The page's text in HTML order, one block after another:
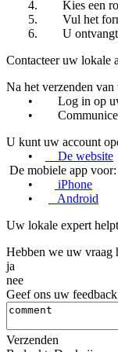
4. Kies een route
5. Vul het
6. U ontvangt
Contacteer uw lokale
Na het verzenden van
• Log in op
• Communiceer
U kunt uw account
•
De website
De mobiele app voor:
•
iPhone
•
Android
Uw lokale expert
Hebben we uw vraag
ja
nee
Geef ons uw
Verzenden